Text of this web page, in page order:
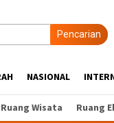
Pencarian
NASIONAL
Ruang Wisata Ruang